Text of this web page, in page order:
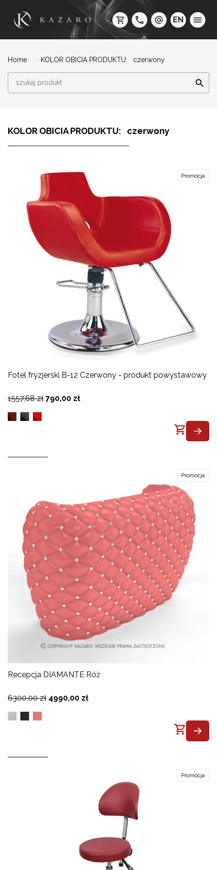
EN
Home KOLOR OBICIA PRODUKTU: czerwony
KOLOR OBICIA PRODUKTU: czerwony
Promocja
Fotel fryzjerski B-12 Czerwony - produkt powystawowy
1557,68 zł 790,00 zł
Promocja
Recepcja DIAMANTE Róż
6300,00 zł 4990,00 zł
Promocja